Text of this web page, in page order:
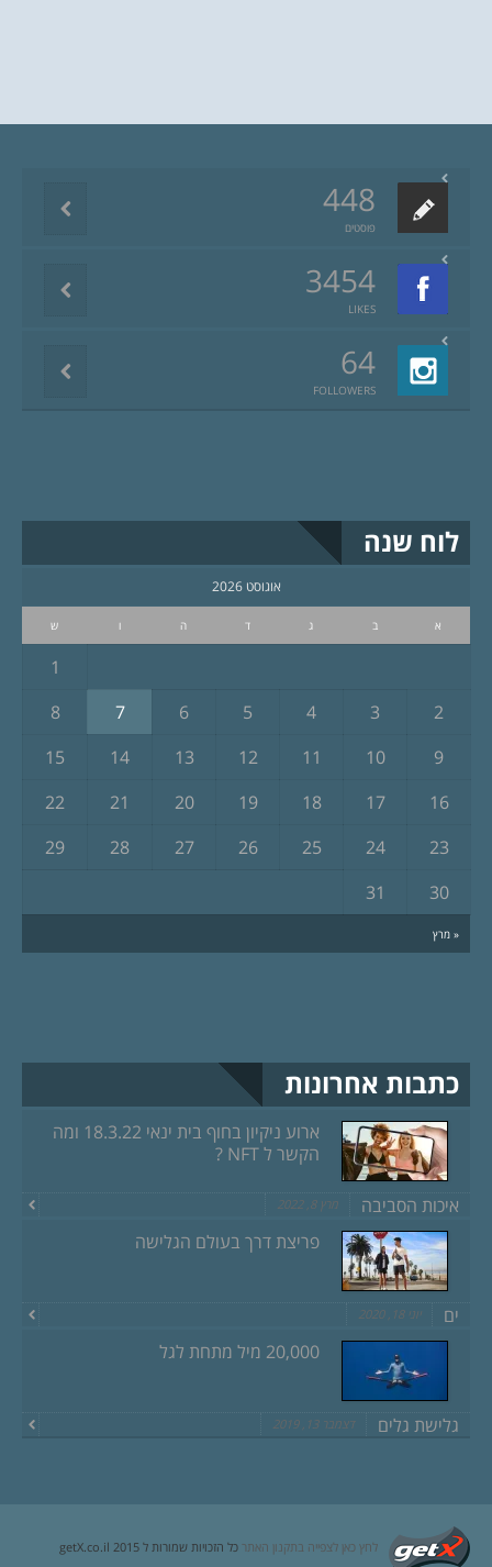
448
פוסטים
3454
LIKES
64
FOLLOWERS
לוח שנה
אוגוסט 2026
א ב ג ד ה ו ש
« מרץ
1
2
3
4
5
6
7
8
9
10
11
12
13
14
15
16
17
18
19
20
21
22
23
24
25
26
27
28
29
30
31
כתבות אחרונות
ארוע ניקיון בחוף בית ינאי 18.3.22 ומה
הקשר ל NFT ?
איכות הסביבה מרץ 8, 2022
פריצת דרך בעולם הגלישה
ים יוני 18, 2020
20,000 מיל מתחת לגל
גלישת גלים דצמבר 13, 2019
לחץ כאן לצפייה בתקנון האתר כל הזכויות שמורות ל getX.co.il 2015